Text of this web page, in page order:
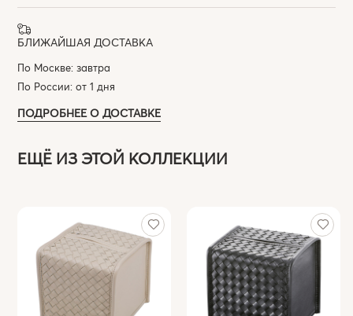
БЛИЖАЙШАЯ ДОСТАВКА
По Москве: завтра
По России: от 1 дня
ПОДРОБНЕЕ О ДОСТАВКЕ
ЕЩЁ ИЗ ЭТОЙ КОЛЛЕКЦИИ